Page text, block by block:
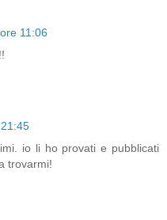
11:06
io li ho provati e pubblicati
trovarmi!